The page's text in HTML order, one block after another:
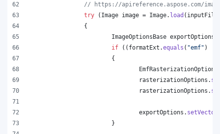
// https://apireference.aspose.com/
try ( Image image = Image. load ( inputFile
		{
ImageOptionsBase exportOptions
if (( formatExt .equals ( "emf" )
			{
EmfRasterizationOptions
rasterizationOptions .
rasterizationOptions .
exportOptions .
			}